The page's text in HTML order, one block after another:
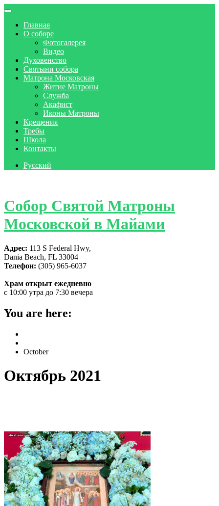
Главная
О соборе
Фотогалерея
Видео
Духовенство
Святыни собора
Матрона Московская
Житие Матроны
Служба
Акафист
Иконы Матроны
Крещения
Требы
Школа
Контакты
Русский
Собор Святой Матроны
Московской в Майами
Адрес: 113 S Federal Hwy,
Dania Beach, FL 33004
Телефон: (305) 965-6037
Храм открыт ежедневно
с 10:00 утра до 7:30 вечера
You are here:
October
Октябрь 2021